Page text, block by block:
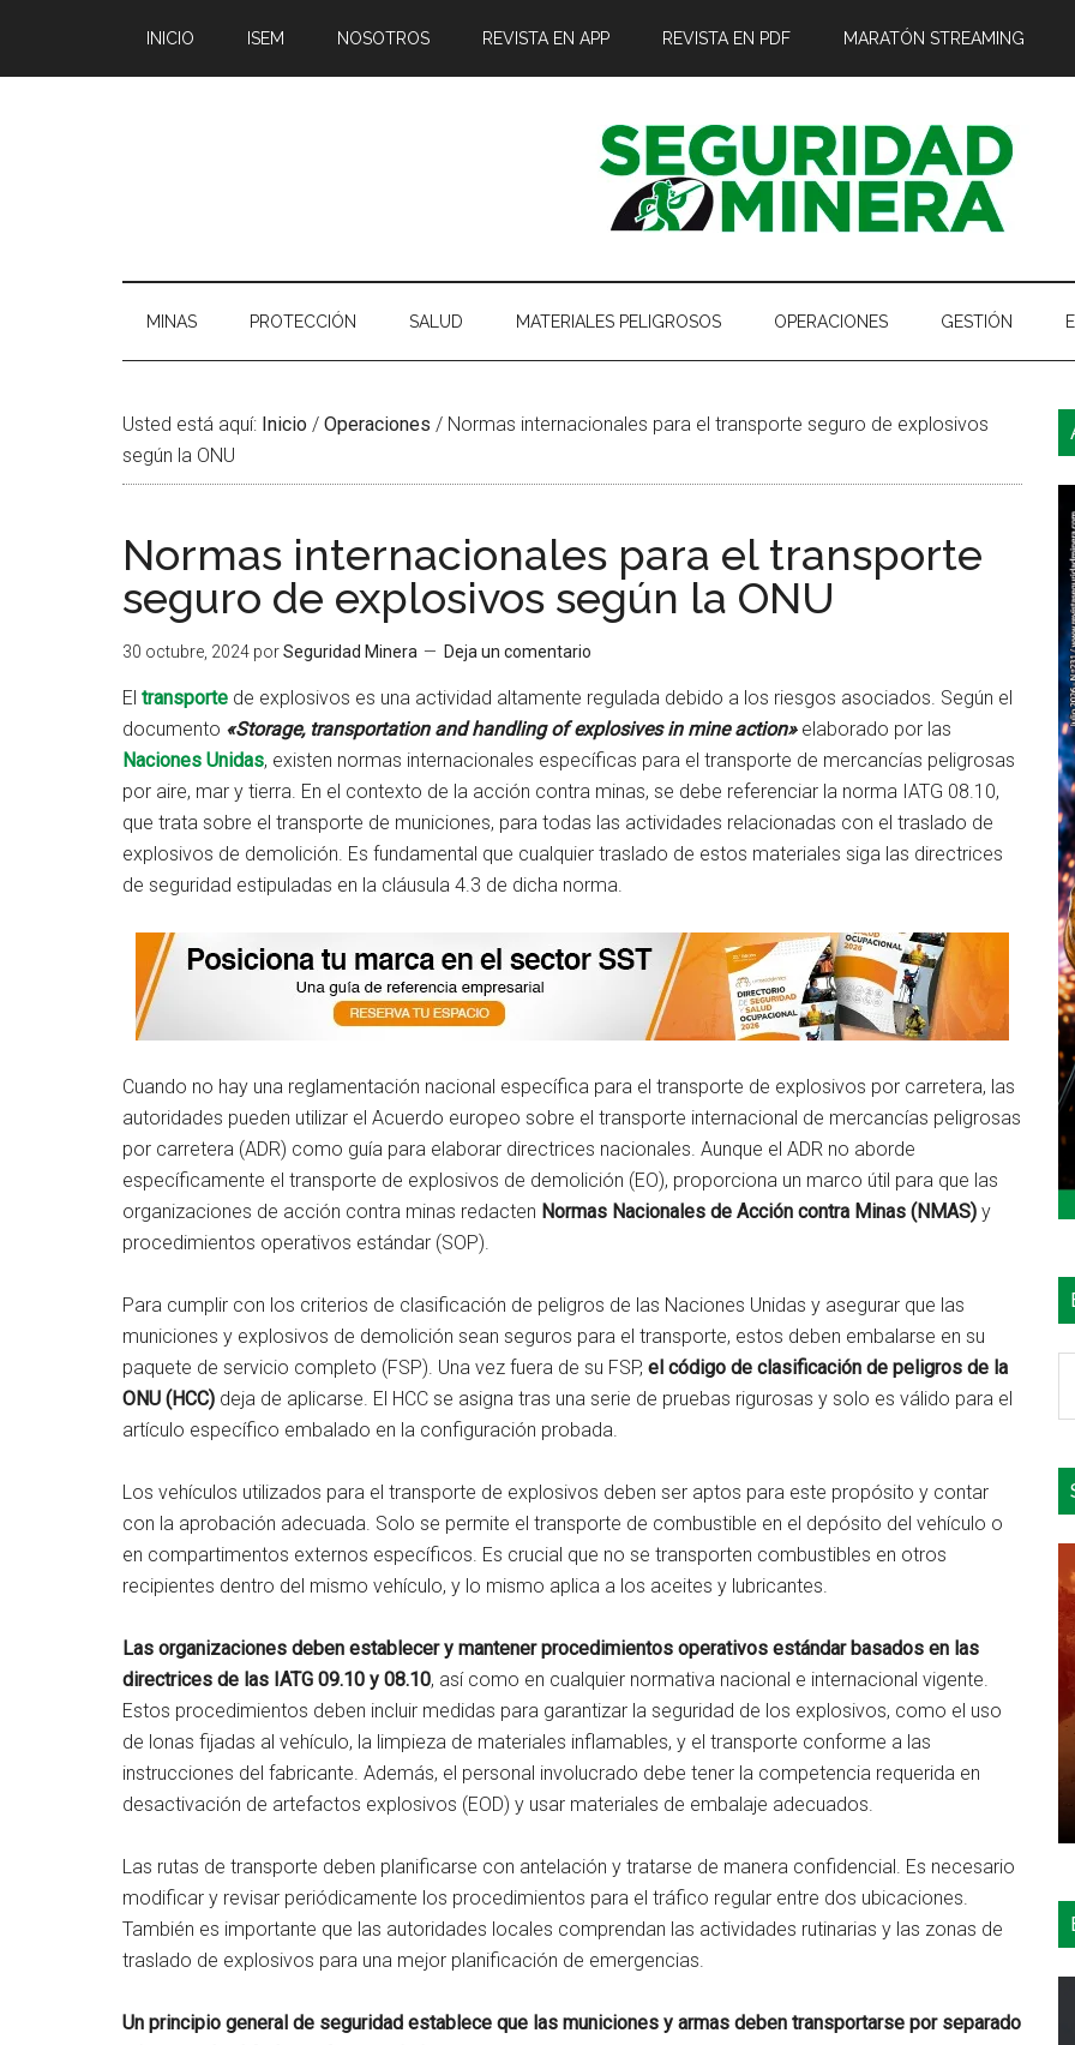
contenido
secondary
la
pie
INICIO ISEM NOSOTROS REVISTA EN APP REVISTA EN PDF MARATÓN STREAMING
MINAS PROTECCIÓN SALUD MATERIALES PELIGROSOS OPERACIONES GESTIÓN
Usted está aquí: Inicio / Operaciones / Normas internacionales para el transporte seguro de explosivos
según la ONU
Normas internacionales para el transporte
seguro de explosivos según la ONU
30 octubre, 2024 porSeguridad Minera Deja un comentario
El transporte de explosivos es una actividad altamente regulada debido a los riesgos asociados. Según el
documento «Storage, transportation and handling of explosives in mine action»elaborado por las
Naciones Unidas, existen normas internacionales específicas para el transporte de mercancías peligrosas
por aire, mar y tierra. En el contexto de la acción contra minas, se debe referenciar la norma IATG 08.10,
que trata sobre el transporte de municiones, para todas las actividades relacionadas con el traslado de
explosivos de demolición. Es fundamental que cualquier traslado de estos materiales siga las directrices
de seguridad estipuladas en la cláusula 4.3 de dicha norma.
Cuando no hay una reglamentación nacional específica para el transporte de explosivos por carretera, las
autoridades pueden utilizar el Acuerdo europeo sobre el transporte internacional de mercancías peligrosas
por carretera (ADR) como guía para elaborar directrices nacionales. Aunque el ADR no aborde
específicamente el transporte de explosivos de demolición (EO), proporciona un marco útil para que las
organizaciones de acción contra minas redacten Normas Nacionales de Acción contra Minas (NMAS) y
procedimientos operativos estándar (SOP).
Para cumplir con los criterios de clasificación de peligros de las Naciones Unidas y asegurar que las
municiones y explosivos de demolición sean seguros para el transporte, estos deben embalarse en su
paquete de servicio completo (FSP). Una vez fuera de su FSP, el código de clasificación de peligros de la
ONU (HCC) deja de aplicarse. El HCC se asigna tras una serie de pruebas rigurosas y solo es válido para el
artículo específico embalado en la configuración probada.
Los vehículos utilizados para el transporte de explosivos deben ser aptos para este propósito y contar
con la aprobación adecuada. Solo se permite el transporte de combustible en el depósito del vehículo o
en compartimentos externos específicos. Es crucial que no se transporten combustibles en otros
recipientes dentro del mismo vehículo, y lo mismo aplica a los aceites y lubricantes.
Las organizaciones deben establecer y mantener procedimientos operativos estándar basados en las
directrices de las IATG 09.10 y 08.10, así como en cualquier normativa nacional e internacional vigente.
Estos procedimientos deben incluir medidas para garantizar la seguridad de los explosivos, como el uso
de lonas fijadas al vehículo, la limpieza de materiales inflamables, y el transporte conforme a las
instrucciones del fabricante. Además, el personal involucrado debe tener la competencia requerida en
desactivación de artefactos explosivos (EOD) y usar materiales de embalaje adecuados.
Las rutas de transporte deben planificarse con antelación y tratarse de manera confidencial. Es necesario
modificar y revisar periódicamente los procedimientos para el tráfico regular entre dos ubicaciones.
También es importante que las autoridades locales comprendan las actividades rutinarias y las zonas de
traslado de explosivos para una mejor planificación de emergencias.
Un principio general de seguridad establece que las municiones y armas deben transportarse por separado